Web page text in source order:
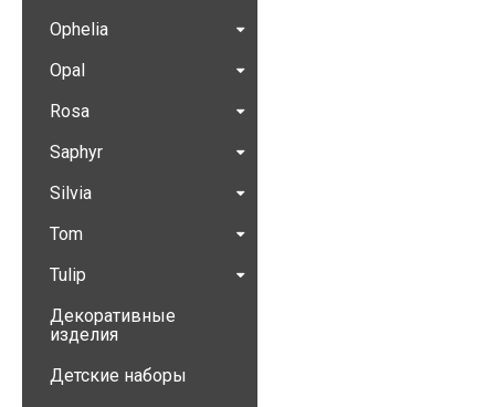
Ophelia
Opal
Rosa
Saphyr
Silvia
Tom
Tulip
Декоративные
изделия
Детские наборы